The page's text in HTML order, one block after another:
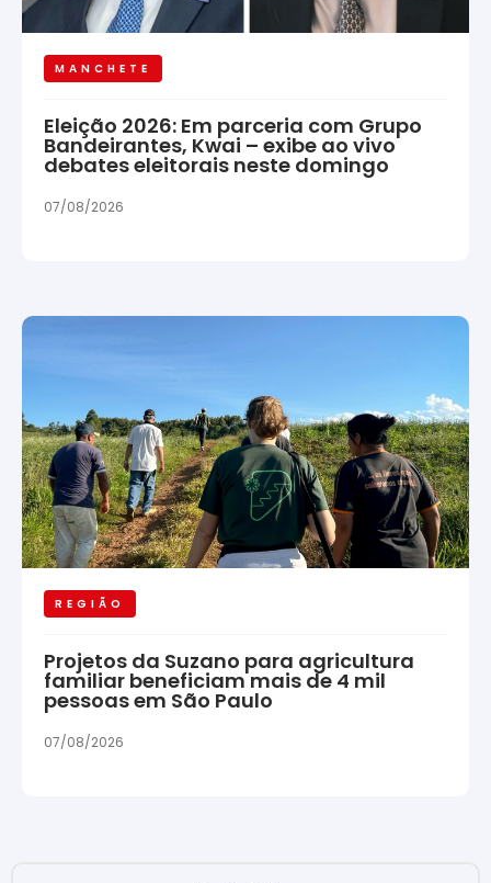
MANCHETE
Eleição 2026: Em parceria com Grupo
Bandeirantes, Kwai – exibe ao vivo
debates eleitorais neste domingo
07/08/2026
REGIÃO
Projetos da Suzano para agricultura
familiar beneficiam mais de 4 mil
pessoas em São Paulo
07/08/2026